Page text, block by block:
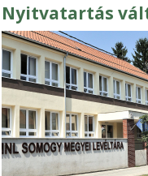
Nyitvatartás